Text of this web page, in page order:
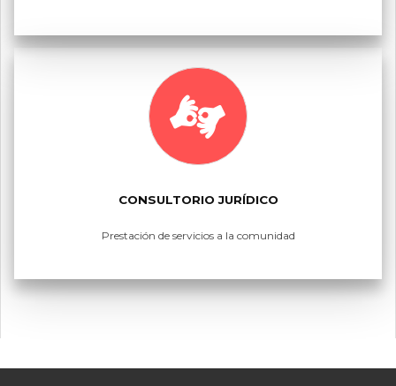
CONSULTORIO JURÍDICO
Prestación de servicios a la comunidad